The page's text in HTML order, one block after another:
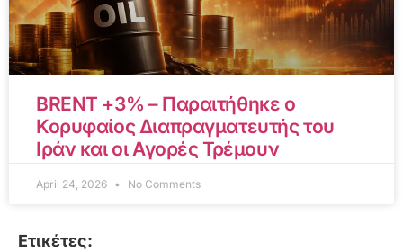
BRENT +3% – Παραιτήθηκε ο
Κορυφαίος Διαπραγματευτής του
Ιράν και οι Αγορές Τρέμουν
April 24, 2026 No Comments
Ετικέτες: